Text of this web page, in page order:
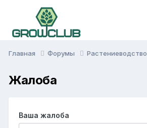
Главная Форумы Растениеводство
Жалоба
Ваша жалоба